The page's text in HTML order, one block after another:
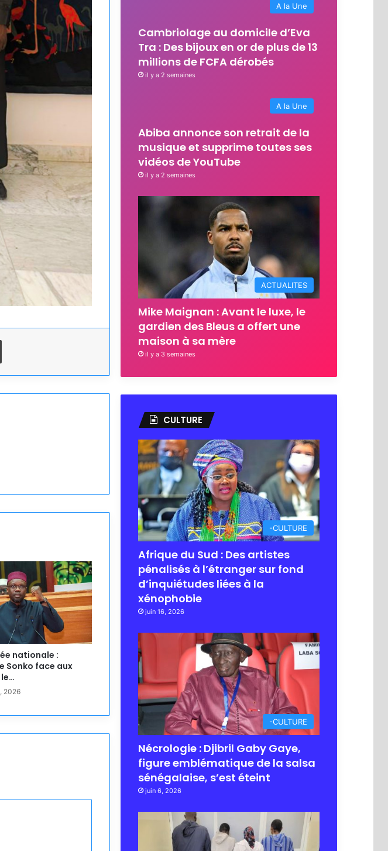
Imprimer
nationale :
Sonko face aux
2026
A la Une
Cambriolage au domicile d’Eva
Tra : Des bijoux en or de plus de 13
millions de FCFA dérobés
il y a 2 semaines
A la Une
Abiba annonce son retrait de la
musique et supprime toutes ses
vidéos de YouTube
il y a 2 semaines
ACTUALITES
Mike Maignan : Avant le luxe, le
gardien des Bleus a offert une
maison à sa mère
il y a 3 semaines
CULTURE
-CULTURE
Afrique du Sud : Des artistes
pénalisés à l’étranger sur fond
d’inquiétudes liées à la
xénophobie
juin 16, 2026
-CULTURE
Nécrologie : Djibril Gaby Gaye,
figure emblématique de la salsa
sénégalaise, s’est éteint
juin 6, 2026